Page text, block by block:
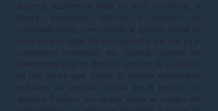
alcance, haciéndola valer en otro meridiano; la
danza, finalmente, culmina el proceso de
universalización, convirtiendo el germen inicial en
pura escena, lugar del pensamiento que era ya el
verdadero contenido del poema, aunque se
identificase con un dominio preciso. Si la música
es una danza que, desde su escena inicialmente
reducida (la palabra rítmica en el recinto del
aparato fonador, los dedos sobre el cuerpo del